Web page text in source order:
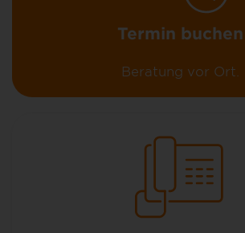
Termin buchen
Beratung vor Ort.